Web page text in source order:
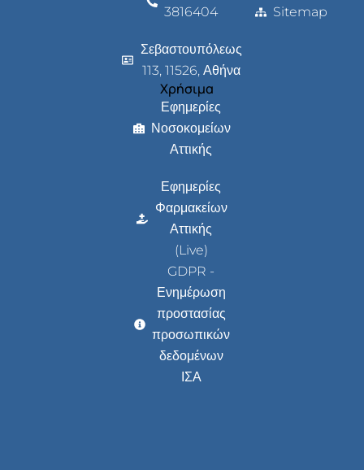
3816404
Σεβαστουπόλεως
113, 11526, Αθήνα
Χρήσιμα
Εφημερίες
Νοσοκομείων
Αττικής
Εφημερίες
Φαρμακείων
Αττικής
(Live)
GDPR -
Ενημέρωση
προστασίας
προσωπικών
δεδομένων
ΙΣΑ
Sitemap